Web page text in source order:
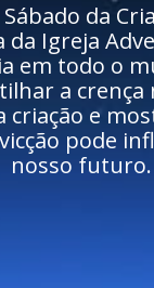
da
da Igreja
em todo o
a crença
criação e
pode
nosso futuro.